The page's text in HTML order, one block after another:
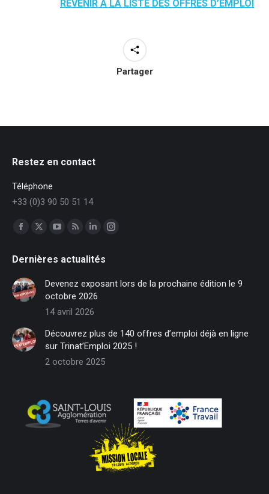
REVENIR À LA LISTE DES OFFRES D’EMPLOI
Partager
Restez en contact
Téléphone
+33 (0)3 90 50 51 14
Trouvez nous sur :
Facebook
opens
in
new
window
X
opens
new
window
opens
in
new
window
opens
in
new
window
LinkedIn
opens
in
new
window
Instagram
in
Dernières actualités
Devenez exposant lors de la prochaine édition le 9
octobre 2026
14 avril 2026
Découvrez plus de 140 offres d’emploi déjà en ligne
sur Trinat’Emploi 2025 !
2 octobre 2025